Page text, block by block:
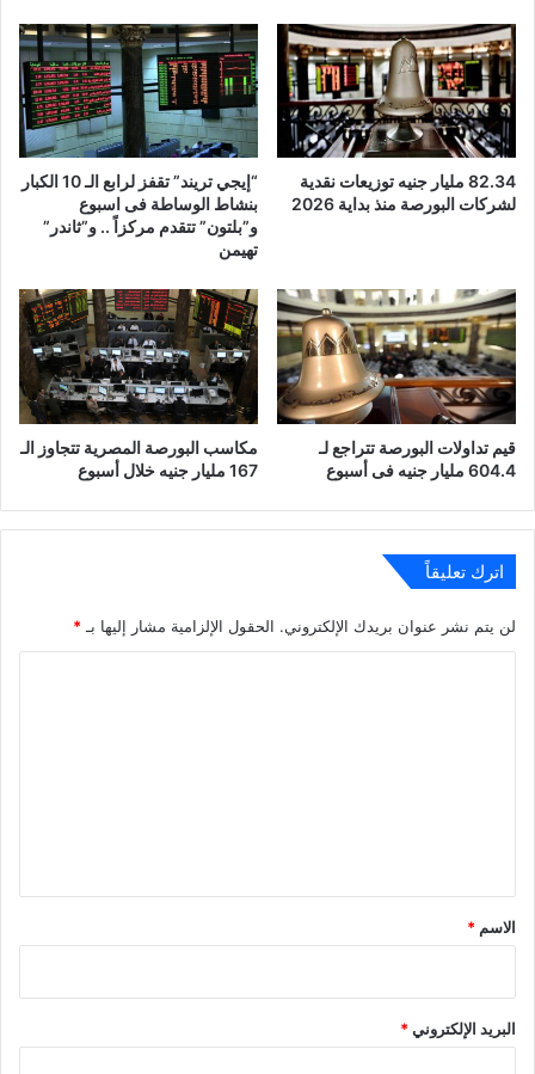
82.34 مليار جنيه توزيعات نقدية
لشركات البورصة منذ بداية 2026
“إيجي تريند” تقفز لرابع الـ 10 الكبار
بنشاط الوساطة فى اسبوع
و”بلتون” تتقدم مركزاً .. و”ثاندر”
تهيمن
قيم تداولات البورصة تتراجع لـ
604.4 مليار جنيه فى أسبوع
مكاسب البورصة المصرية تتجاوز الـ
167 مليار جنيه خلال أسبوع
اترك تعليقاً
لن يتم نشر عنوان بريدك الإلكتروني. الحقول الإلزامية مشار إليها بـ*
*
الاسم *
البريد الإلكتروني*